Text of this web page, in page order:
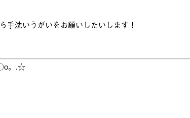
手洗いうがいをお願いしたいします！
。.☆